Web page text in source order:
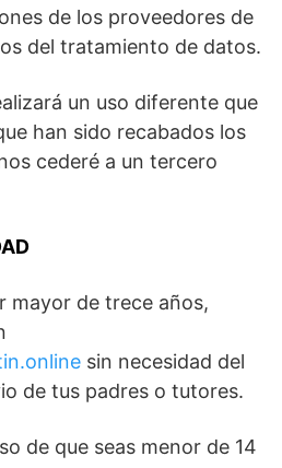
de los proveedores de
del tratamiento de datos.
un uso diferente que
han sido recabados los
cederé a un tercero
mayor de trece años,
sin necesidad del
de tus padres o tutores.
de que seas menor de 14